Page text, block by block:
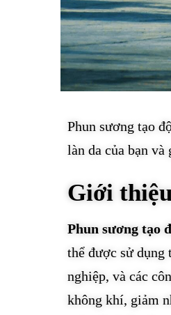
Phun sương tạo
làn da của bạn
Giới
Phun sương tạo
thể được sử dụng
nghiệp, và các
không khí, giảm